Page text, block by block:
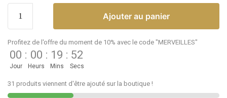
Ajouter au panier
Profitez de l'offre du moment de 10% avec le code "MERVEILLES"
00
Jour
: 00
Heurs
: 19
Mins
: 52
Secs
31 produits viennent d'être ajouté sur la boutique !